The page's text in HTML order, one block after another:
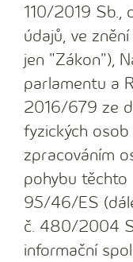
110/2019 Sb.,
údajů, ve
jen "Zákon"),
parlamentu a
2016/679 ze
fyzických
zpracováním
pohybu těchto
95/46/ES
č. 480/2004
informační